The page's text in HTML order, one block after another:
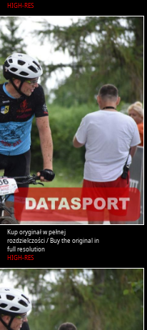
HIGH-RES
Kup oryginał w pełnej
rozdzielczości / Buy the original in
full resolution
HIGH-RES